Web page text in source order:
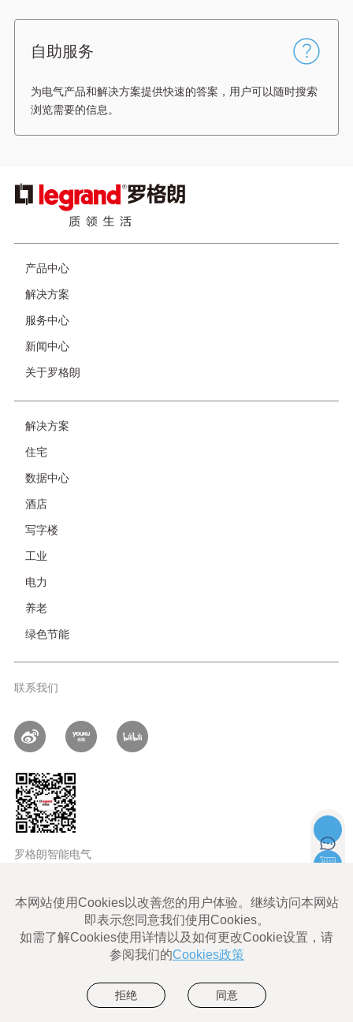
自助服务
为电气产品和解决方案提供快速的答案，用户可以随时搜索
浏览需要的信息。
像
产品中心
解决方案
服务中心
新闻中心
关于罗格朗
友
链
非
页
解决方案
住宅
数据中心
酒店
写字楼
工业
电力
养老
绿色节能
联系我们
罗格朗智能电气
LEGRAND ALL rights reserved |Legrand Cybersecurity
使用条款 Legrand Eliot使用条款 数据隐私政策 网站地图
沪公网安备 31010602004052号